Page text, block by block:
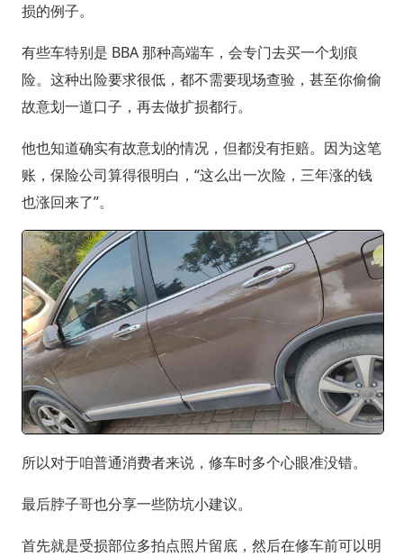
损的例子。
有些车特别是 BBA 那种高端车，会专门去买一个划痕
险。这种出险要求很低，都不需要现场查验，甚至你偷偷
故意划一道口子，再去做扩损都行。
他也知道确实有故意划的情况，但都没有拒赔。因为这笔
账，保险公司算得很明白，“这么出一次险，三年涨的钱
也涨回来了”。
所以对于咱普通消费者来说，修车时多个心眼准没错。
最后脖子哥也分享一些防坑小建议。
首先就是受损部位多拍点照片留底，然后在修车前可以明